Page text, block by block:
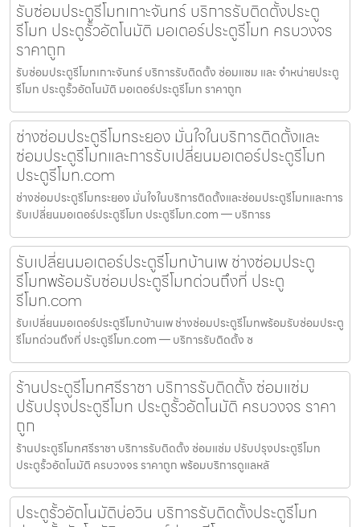
รับซ่อมประตูรีโมทเกาะจันทร์ บริการรับติดตั้งประตู
รีโมท ประตูรั้วอัตโนมัติ มอเตอร์ประตูรีโมท ครบวงจร
ราคาถูก
รับซ่อมประตูรีโมทเกาะจันทร์ บริการรับติดตั้ง ซ่อมแซม และ จำหน่ายประตู
รีโมท ประตูรั้วอัตโนมัติ มอเตอร์ประตูรีโมท ราคาถูก
ช่างซ่อมประตูรีโมทระยอง มั่นใจในบริการติดตั้งและ
ซ่อมประตูรีโมทและการรับเปลี่ยนมอเตอร์ประตูรีโมท
ประตูรีโมท.com
ช่างซ่อมประตูรีโมทระยอง มั่นใจในบริการติดตั้งและซ่อมประตูรีโมทและการ
รับเปลี่ยนมอเตอร์ประตูรีโมท ประตูรีโมท.com — บริการร
รับเปลี่ยนมอเตอร์ประตูรีโมทบ้านเพ ช่างซ่อมประตู
รีโมทพร้อมรับซ่อมประตูรีโมทด่วนถึงที่ ประตู
รีโมท.com
รับเปลี่ยนมอเตอร์ประตูรีโมทบ้านเพ ช่างซ่อมประตูรีโมทพร้อมรับซ่อมประตู
รีโมทด่วนถึงที่ ประตูรีโมท.com — บริการรับติดตั้ง ซ
ร้านประตูรีโมทศรีราชา บริการรับติดตั้ง ซ่อมแซ่ม
ปรับปรุงประตูรีโมท ประตูรั้วอัตโนมัติ ครบวงจร ราคา
ถูก
ร้านประตูรีโมทศรีราชา บริการรับติดตั้ง ซ่อมแซ่ม ปรับปรุงประตูรีโมท
ประตูรั้วอัตโนมัติ ครบวงจร ราคาถูก พร้อมบริการดูแลหลั
ประตูรั้วอัตโนมัติบ่อวิน บริการรับติดตั้งประตูรีโมท